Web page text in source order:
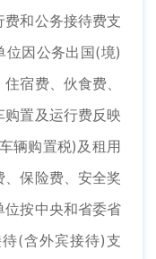
和公务接待费支
位因公务出国(境)
宿费、伙食费、
置及运行费反映
辆购置税)及租用
保险费、安全奖
位按中央和省委省
(含外宾接待)支